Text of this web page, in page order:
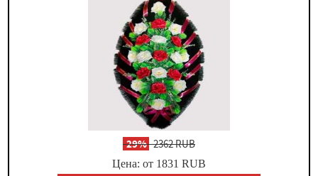
-29%2362 RUB
Цена: от 1831 RUB